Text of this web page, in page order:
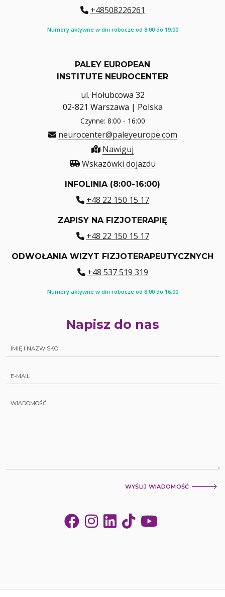
+48508226261
Numery aktywne w dni robocze od 8:00 do 19:00
PALEY EUROPEAN
INSTITUTE NEUROCENTER
ul. Hołubcowa 32
02-821 Warszawa | Polska
Czynne: 8:00 - 16:00
neurocenter@paleyeurope.com
Nawiguj
Wskazówki dojazdu
INFOLINIA (8:00-16:00)
+48 22 150 15 17
ZAPISY NA FIZJOTERAPIĘ
+48 22 150 15 17
ODWOŁANIA WIZYT FIZJOTERAPEUTYCZNYCH
+48 537 519 319
Numery aktywne w dni robocze od 8:00 do 16:00
Napisz do nas
WYŚLIJ WIADOMOŚĆ